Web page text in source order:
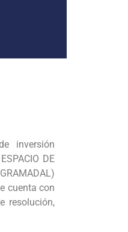
inversión
DE
cuenta con
resolución,